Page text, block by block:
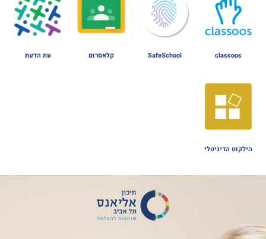
classoos
SafeSchool קלאסרום עת הדעת
הילקוט הדיגיטלי